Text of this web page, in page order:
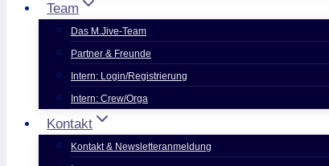
Team
Das M.Jive-Team
Partner & Freunde
Intern: Login/Registrierung
Intern: Crew/Orga
Kontakt
Kontakt & Newsletteranmeldung